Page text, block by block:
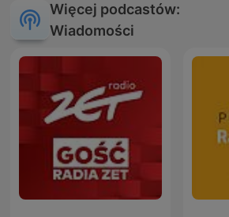
Więcej podcastów:
Wiadomości